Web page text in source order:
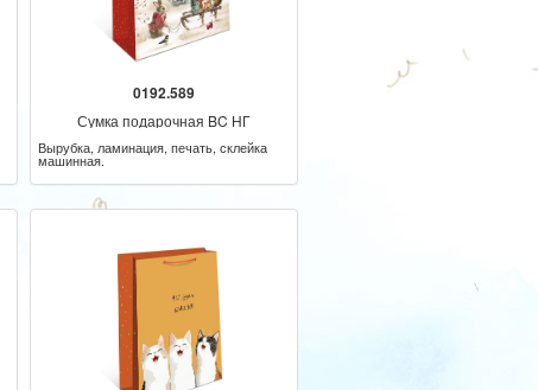
0192.589
Сумка подарочная BC НГ
Вырубка, ламинация, печать, склейка
машинная.